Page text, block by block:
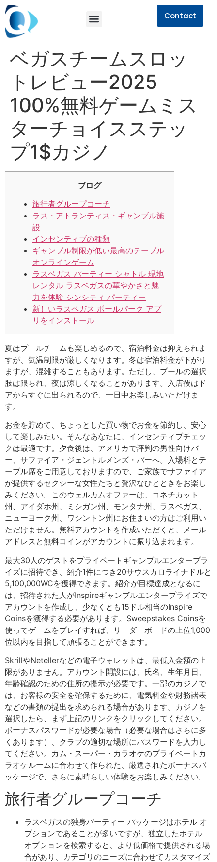
Contact
ベガスチームスロッ
トレビュー2025
100%無料ゲームミス
ターチョイスステッ
プ1$カジノ
ブログ
旅行者グループコーチ
ラス・アトランティス・ギャンブル施
設
インセンティブの種類
ギャンブル制限が低い最高のテーブル
オンラインゲーム
ラスベガス パーティー シャトル 現地
レンタル ラスベガスの華やかさと魅
力を体験 シンシティ パーティー
新しいラスベガス ボールパーク アプ
リをインストール
夏はプールチームも楽しめるので、宿泊料金は抑えられま
すが、気温制限が厳しくなります。冬は宿泊料金が下がり
ますが、混雑することもあります。ただし、プールの選択
肢は限られ、夜は涼しくなることがあります。入店後はド
アからすぐに出られるので、一日中お楽しみいただけま
す。
お金を貯めて、ちょっとした買い物でお金を節約し、安心
して楽しみたい。そんなあなたに、インセンティブチェッ
クは最適です。夕食後は、アメリカで評判の男性向けバ
ー、サファイア・ジェントルメンズ・バーへ。入場料とテ
ーブル席をご用意しておりますので、ご家族でサファイア
が提供するセクシーな女性たちと贅沢なひとときをお楽し
みください。このウェルカムオファーは、コネチカット
州、アイダホ州、ミシガン州、モンタナ州、ラスベガス、
ニューヨーク州、ワシントン州にお住まいの方はご利用い
ただけません。無料アカウントを作成いただくと、メール
アドレスと無料コインがアカウントに振り込まれます。
最大30人のゲストをプライベートギャンブルエンタープラ
イズに招待でき、紹介1件につき20サウスカロライナドルと
5,100,000WCを獲得できます。紹介が目標達成となるに
は、招待された人がInspireギャンブルエンタープライズで
アカウントを作成し、少なくとも15ドル相当のInspire
Coinsを獲得する必要があります。Sweepstakes Coinsを
使ってゲームをプレイすれば、リーダーボードの上位1,000
位以内を目指して頑張ることができます。
SkrillやNetellerなどの電子ウォレットは、最低入金額の上
限がありません。アカウント開設には、氏名、生年月日、
年齢確認のための住所の提示が必要です。一部のカジノで
は、お客様の安全を確保するために、電気料金や財務諸表
などの書類の提出を求められる場合があります。カジノを
選択したら、まず上記のリンクをクリックしてください。
ボーナスパスワードが必要な場合（必要な場合はさらに多
くあります）、クラブの適切な場所にパスワードを入力し
てください。カム・スーパー・カラオケのプライベートカ
ラオケルームに合わせて作られた、厳選されたボーナスパ
ッケージで、さらに素晴らしい体験をお楽しみください。
旅行者グループコーチ
ラスベガスの独身パーティー パッケージはホテル オ
プションであることが多いですが、独立したホテル
オプションを検索すると、より低価格で提供される場
合があり、カテゴリのニーズに合わせてカスタマイズ